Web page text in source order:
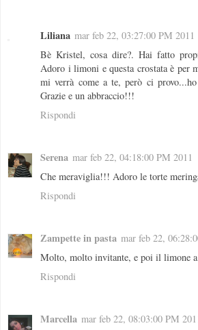
Liliana mar feb 22, 03:27:00 PM 2011
Bè Kristel, cosa dire?. Hai fatto
Adoro i limoni e questa crostata è per
mi verrà come a te, però ci
Grazie e un abbraccio!!!
Rispondi
Serena mar feb 22, 04:18:00 PM 2011
Che meraviglia!!! Adoro le torte
Rispondi
Zampette in pasta mar feb 22,
Molto, molto invitante, e poi il limone
Rispondi
Marcella mar feb 22, 08:03:00 PM